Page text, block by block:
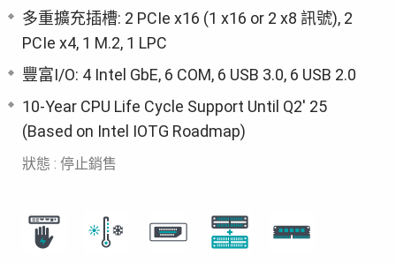
多重擴充插槽: 2 PCIe x16 (1 x16 or 2 x8 訊號), 2
PCIe x4, 1 M.2, 1 LPC
豐富I/O: 4 Intel GbE, 6 COM, 6 USB 3.0, 6 USB 2.0
10-Year CPU Life Cycle Support Until Q2' 25
(Based on Intel IOTG Roadmap)
狀態 : 停止銷售